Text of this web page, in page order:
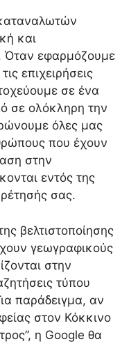
και
Όταν εφαρμόζουμε
επιχειρήσεις
σε ένα
σε ολόκληρη την
όλες μας
που έχουν
στην
εντός της
σας.
βελτιστοποίησης
γεωγραφικούς
στην
τύπου
παράδειγμα, αν
στον Κόκκινο
η Google θα